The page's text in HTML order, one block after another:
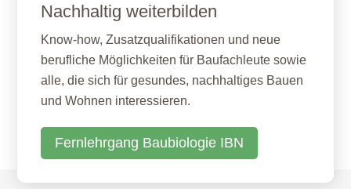
Nachhaltig weiterbilden
Know-how, Zusatzqualifikationen und neue
berufliche Möglichkeiten für Baufachleute sowie
alle, die sich für gesundes, nachhaltiges Bauen
und Wohnen interessieren.
Fernlehrgang Baubiologie IBN